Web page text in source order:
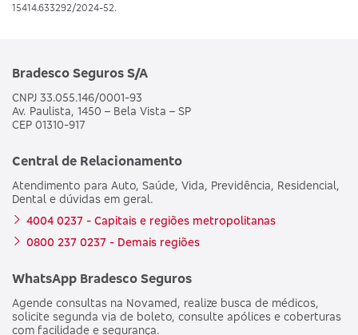
15414.633292/2024-52.
Bradesco Seguros S/A
CNPJ 33.055.146/0001-93
Av. Paulista, 1450 – Bela Vista – SP
CEP 01310-917
Central de Relacionamento
Atendimento para Auto, Saúde, Vida, Previdência, Residencial,
Dental e dúvidas em geral.
4004 0237 - Capitais e regiões metropolitanas
0800 237 0237 - Demais regiões
WhatsApp Bradesco Seguros
Agende consultas na Novamed, realize busca de médicos,
solicite segunda via de boleto, consulte apólices e coberturas
com facilidade e segurança.